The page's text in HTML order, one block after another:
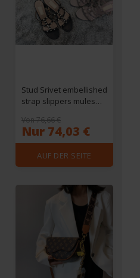
Stud Srivet embellished
strap slippers mules
Block heels open-toe
shoes women heels
Luxury Designers
heeled sandals factory
footwear
Von 76,66 €
Nur 74,03 €
AUF DER SEITE